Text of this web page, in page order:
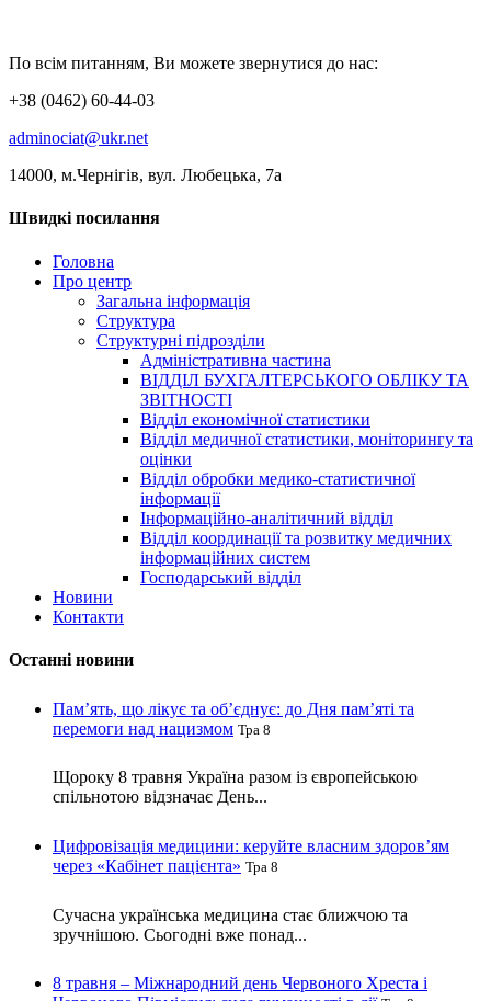
По всім питанням, Ви можете звернутися до нас:
+38 (0462) 60-44-03
adminociat@ukr.net
14000, м.Чернігів, вул. Любецька, 7а
Швидкі посилання
Головна
Про центр
Загальна інформація
Структура
Структурні підрозділи
Адміністративна частина
ВІДДІЛ БУХГАЛТЕРСЬКОГО ОБЛІКУ ТА
ЗВІТНОСТІ
Відділ економічної статистики
Відділ медичної статистики, моніторингу та
оцінки
Відділ обробки медико-статистичної
інформації
Інформаційно-аналітичний відділ
Відділ координації та розвитку медичних
інформаційних систем
Господарський відділ
Новини
Контакти
Останні новини
Пам’ять, що лікує та об’єднує: до Дня пам’яті та
перемоги над нацизмом Тра 8
Щороку 8 травня Україна разом із європейською
спільнотою відзначає День...
Цифровізація медицини: керуйте власним здоров’ям
через «Кабінет пацієнта» Тра 8
Сучасна українська медицина стає ближчою та
зручнішою. Сьогодні вже понад...
8 травня – Міжнародний день Червоного Хреста і